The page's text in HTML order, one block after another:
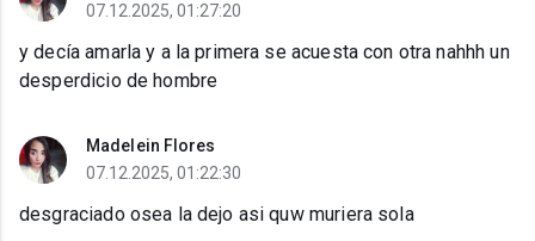
07.12.2025, 01:27:20
y decía amarla y a la primera se acuesta con otra nahhh un
desperdicio de hombre
Madelein Flores
07.12.2025, 01:22:30
desgraciado osea la dejo asi quw muriera sola